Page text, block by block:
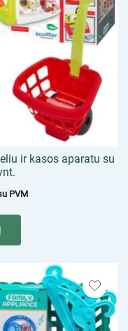
ir kasos aparatu su
PVM